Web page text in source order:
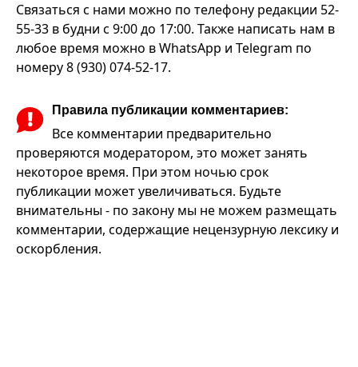
Связаться с нами можно по телефону редакции 52-
55-33 в будни с 9:00 до 17:00. Также написать нам в
любое время можно в WhatsApp и Telegram по
номеру 8 (930) 074-52-17.
Правила публикации комментариев:
Все комментарии предварительно
проверяются модератором, это может занять
некоторое время. При этом ночью срок
публикации может увеличиваться. Будьте
внимательны - по закону мы не можем размещать
комментарии, содержащие нецензурную лексику и
оскорбления.